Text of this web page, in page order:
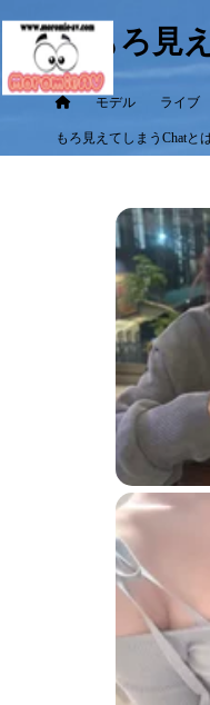
もろ見
モデル ライブ
もろ見えてしまうChatと